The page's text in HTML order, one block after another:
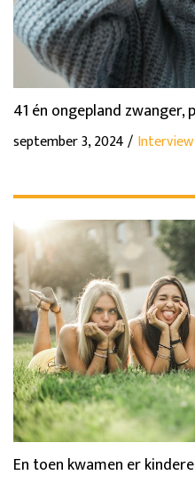
41 én ongepland zwanger,
september 3, 2024 / Interview
En toen kwamen er